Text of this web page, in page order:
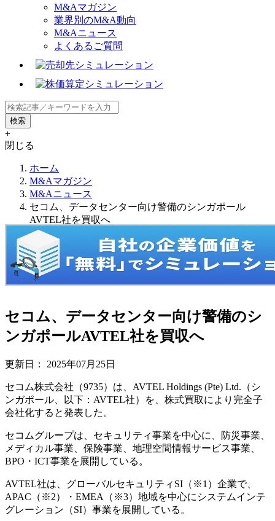
M&Aマガジン
業界別のM&A動向
M&Aニュース
よくあるご質問
+
閉じる
ホーム
M&Aマガジン
M&Aニュース
セコム、データセンター向け警備のシンガポール
AVTEL社を買収へ
セコム、データセンター向け警備のシ
ンガポールAVTEL社を買収へ
更新日： 2025年07月25日
セコム株式会社（9735）は、AVTEL Holdings (Pte) Ltd.（シ
ンガポール、以下：AVTEL社）を、株式買取により完全子
会社化すると発表した。
セコムグループは、セキュリティ事業を中心に、防災事業、
メディカル事業、保険事業、地理空間情報サービス事業、
BPO・ICT事業を展開している。
AVTEL社は、グローバルセキュリティSI（※1）企業で、
APAC（※2）・EMEA（※3）地域を中心にシステムインテ
グレーション（SI）事業を展開している。